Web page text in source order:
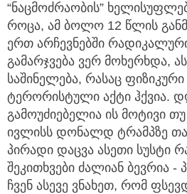
“ნაცმოძრაობის”
როცა, ამ ბოლო 12 წლის
ერთ არჩევნებში
გამარჯვება ვერ მოხერხდა,
საშინელება, რასაც
ტერორისტული აქტი ჰქვია.
გამოუძიებელია ის მოტივი
ივლისს დონალდ ტრამპზე
პირადი დაცვა ასეთი სუსტი
შეკითხვები ძალიან ბევრია -
ჩვენ ასევე ვნახეთ, რომ